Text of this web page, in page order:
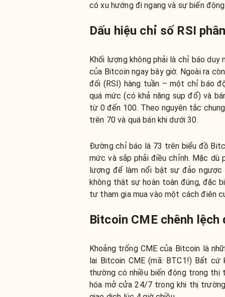
có xu hướng đi ngang và sự biến
Dấu hiệu chỉ số RSI
Khối lượng không phải là chỉ báo
của Bitcoin ngay bây giờ. Ngoài ra
đối (RSI) hàng tuần – một chỉ báo
quá mức (có khả năng sụp đổ) và
từ 0 đến 100. Theo nguyên tắc
trên 70 và quá bán khi dưới 30.
Đường chỉ báo là 73 trên biểu đồ
mức và sắp phải điều chỉnh. Mặc dù
lượng để làm nổi bật sự đảo ngược
không thật sự hoàn toàn đúng, đặc
tư tham gia mua vào một cách điên
Bitcoin CME chênh lệch
Khoảng trống CME của Bitcoin là
lai Bitcoin CME (mã: BTC1!) Bất
thường có nhiều biến động trong thị
hóa mở cửa 24/7 trong khi thị